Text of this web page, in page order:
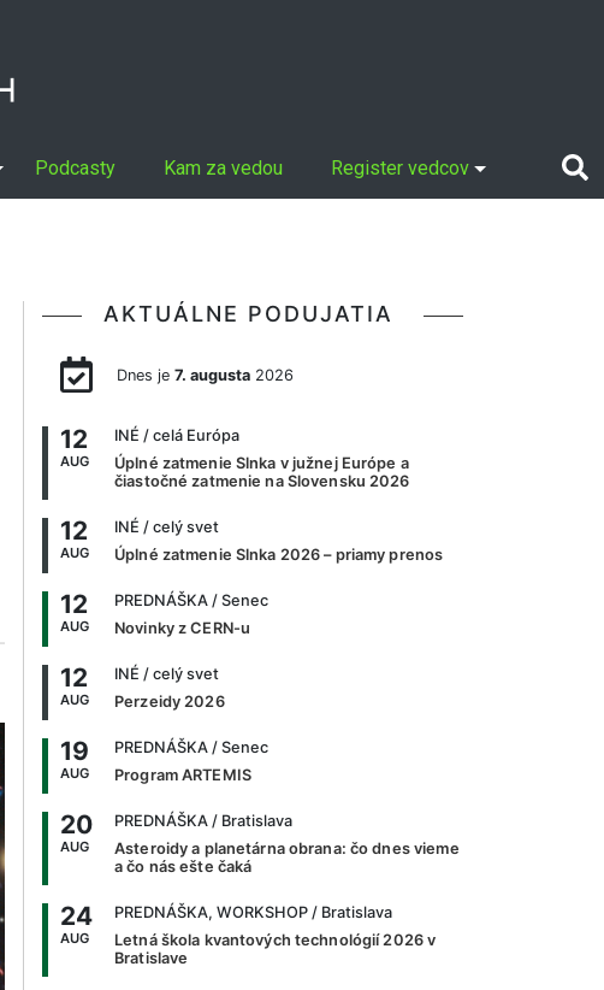
Podcasty Kam za vedou Register vedcov
AKTUÁLNE PODUJATIA
Dnes je 7. augusta2026
12
AUG
INÉ / celá Európa
Úplné zatmenie Slnka v južnej Európe a
čiastočné zatmenie na Slovensku 2026
12
AUG
INÉ / celý svet
Úplné zatmenie Slnka 2026 – priamy prenos
12
AUG
PREDNÁŠKA / Senec
Novinky z CERN-u
12
AUG
INÉ / celý svet
Perzeidy 2026
19
AUG
PREDNÁŠKA / Senec
Program ARTEMIS
20
AUG
PREDNÁŠKA / Bratislava
Asteroidy a planetárna obrana: čo dnes vieme
a čo nás ešte čaká
24
AUG
PREDNÁŠKA, WORKSHOP / Bratislava
Letná škola kvantových technológií 2026 v
Bratislave